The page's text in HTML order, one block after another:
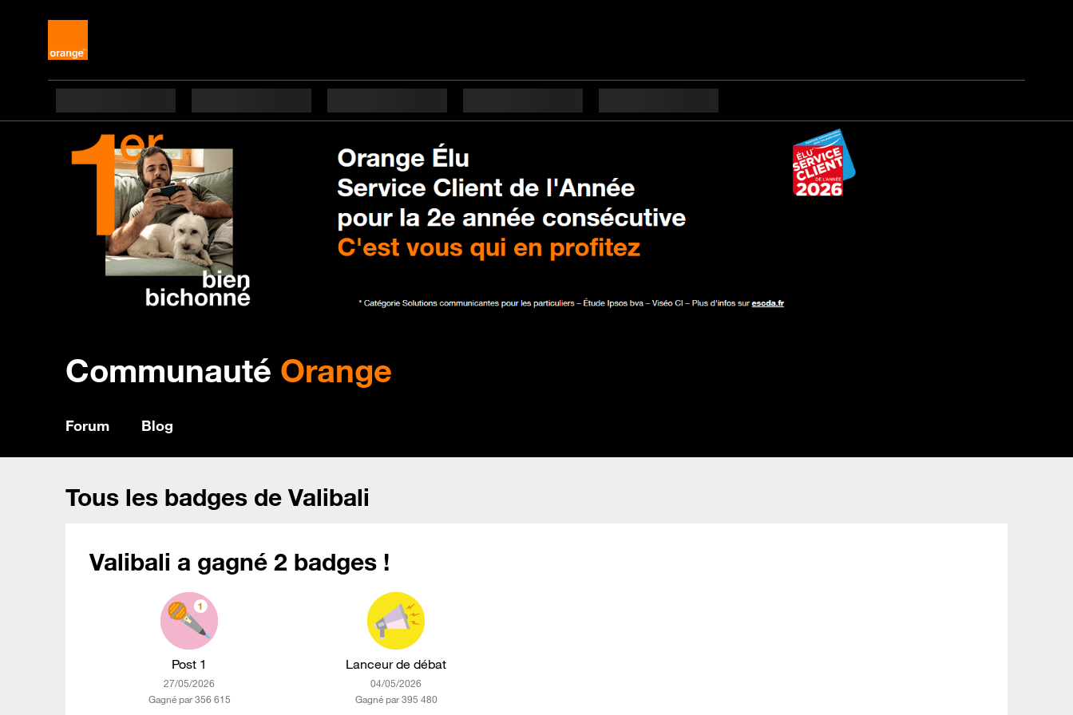
Communauté Orange
Forum Blog
Tous les badges de Valibali
Valibali a gagné 2 badges !
Post 1
‎27/05/2026
Gagné par 356 615
Lanceur de débat
‎04/05/2026
Gagné par 395 480